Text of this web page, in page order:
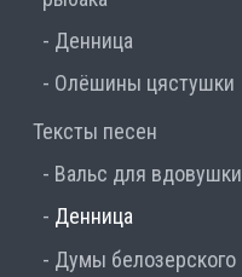
Денница
Олёшины цястушки
Тексты песен
Вальс для вдовушки
Денница
Думы белозерского